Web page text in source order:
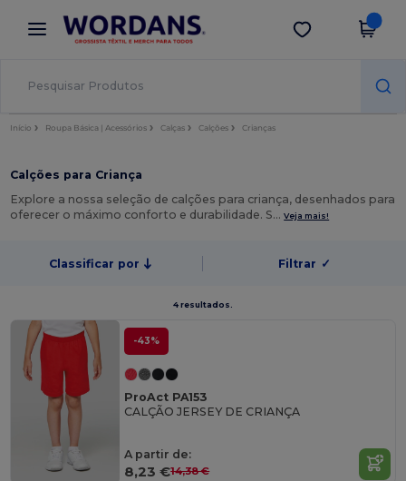
× App Wordans
Melhores preços na app!
Obter app
Início Roupa Básica | Acessórios Calças Calções Crianças
Calções para Criança
Explore a nossa seleção de calções para criança, desenhados para
oferecer o máximo conforto e durabilidade. S…Veja mais!
Classificar por Filtrar ✓
4 resultados.
-43%
ProAct PA153
CALÇÃO JERSEY DE CRIANÇA
A partir de:
8,23 €14,38 €